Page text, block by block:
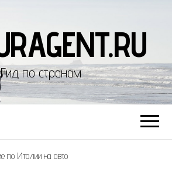
Гид по странам
по Италии на авто